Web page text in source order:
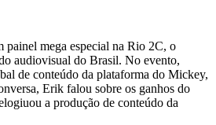
painel mega especial na Rio 2C, o
audiovisual do Brasil. No evento,
de conteúdo da plataforma do Mickey,
Erik falou sobre os ganhos do
a produção de conteúdo da